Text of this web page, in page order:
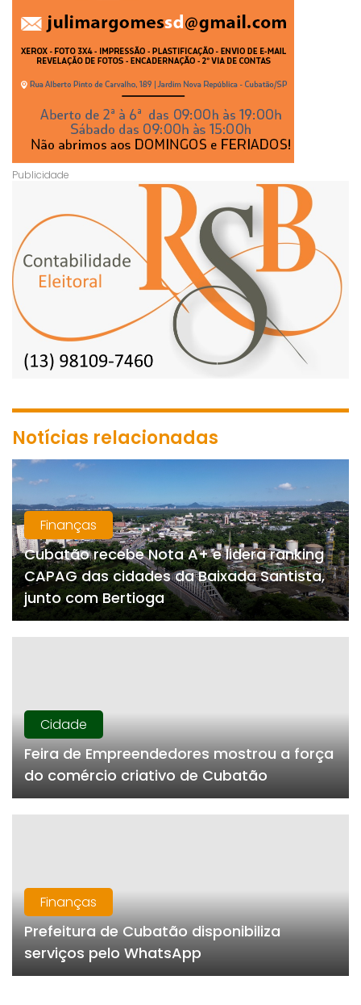
Notícias relacionadas
Finanças
Cubatão recebe Nota A+ e lidera ranking
CAPAG das cidades da Baixada Santista,
junto com Bertioga
Cidade
Feira de Empreendedores mostrou a força
do comércio criativo de Cubatão
Finanças
Prefeitura de Cubatão disponibiliza
serviços pelo WhatsApp